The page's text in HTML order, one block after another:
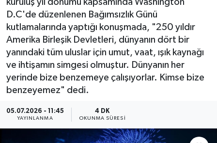
kuruluş yıl dönümü kapsamında Washington
D.C'de düzenlenen Bağımsızlık Günü
kutlamalarında yaptığı konuşmada, "250 yıldır
Amerika Birleşik Devletleri, dünyanın dört bir
yanındaki tüm uluslar için umut, vaat, ışık kaynağı
ve ihtişamın simgesi olmuştur. Dünyanın her
yerinde bize benzemeye çalışıyorlar. Kimse bize
benzeyemez" dedi.
05.07.2026 - 11:45
YAYINLANMA
4 DK
OKUNMA SÜRESI